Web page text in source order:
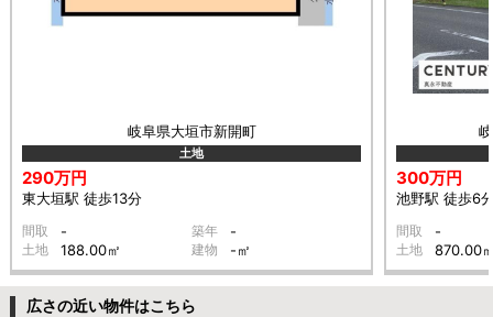
岐阜県大垣市新開町
土地
290万円
東大垣駅 徒歩13分
間取 - 築年 -
土地 188.00㎡ 建物 -㎡
300万円
池野駅 徒歩6
間取 -
土地 870.00
広さの近い物件はこちら